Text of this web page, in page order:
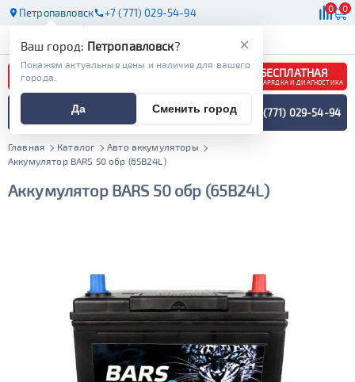
Петропавловск +7 (771) 029-54-94 0 0
АКБ
БЕСПЛАТНАЯ
ЗАРЯДКА И ДИАГНОСТИКА
ПОДБОР АККУМУЛЯТОРА
СПЕЦИАЛИСТОМ +7 (771) 029-54-94
Главная Каталог
Авто аккумуляторы
Аккумулятор BARS 50 обр (65B24L)
Аккумулятор BARS 50 обр (65B24L)
×
Ваш город: Петропавловск?
Покажем актуальные цены и наличие для вашего
города.
Да Сменить город